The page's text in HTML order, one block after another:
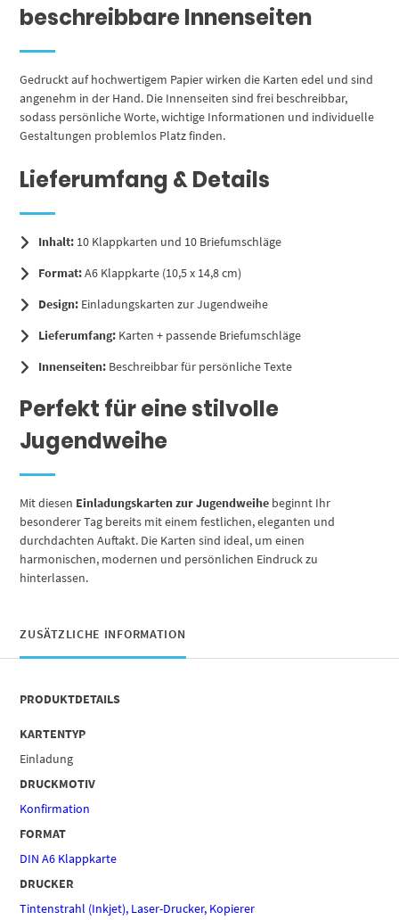
beschreibbare Innenseiten
Gedruckt auf hochwertigem Papier wirken die Karten edel und sind
angenehm in der Hand. Die Innenseiten sind frei beschreibbar,
sodass persönliche Worte, wichtige Informationen und individuelle
Gestaltungen problemlos Platz finden.
Lieferumfang & Details
Inhalt: 10 Klappkarten und 10 Briefumschläge
Format:A6 Klappkarte (10,5 x 14,8 cm)
Design: Einladungskarten zur Jugendweihe
Lieferumfang: Karten + passende Briefumschläge
Innenseiten: Beschreibbar für persönliche Texte
Perfekt für eine stilvolle
Jugendweihe
Mit diesen Einladungskarten zur Jugendweihe beginnt Ihr
besonderer Tag bereits mit einem festlichen, eleganten und
durchdachten Auftakt. Die Karten sind ideal, um einen
harmonischen, modernen und persönlichen Eindruck zu
hinterlassen.
ZUSÄTZLICHE INFORMATION
PRODUKTDETAILS
KARTENTYP
Einladung
DRUCKMOTIV
Konfirmation
FORMAT
DIN A6 Klappkarte
DRUCKER
Tintenstrahl (Inkjet), Laser-Drucker, Kopierer